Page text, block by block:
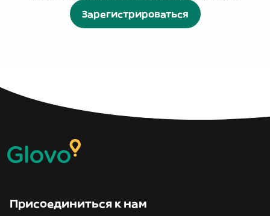
Зарегистрироваться
Присоединиться к нам